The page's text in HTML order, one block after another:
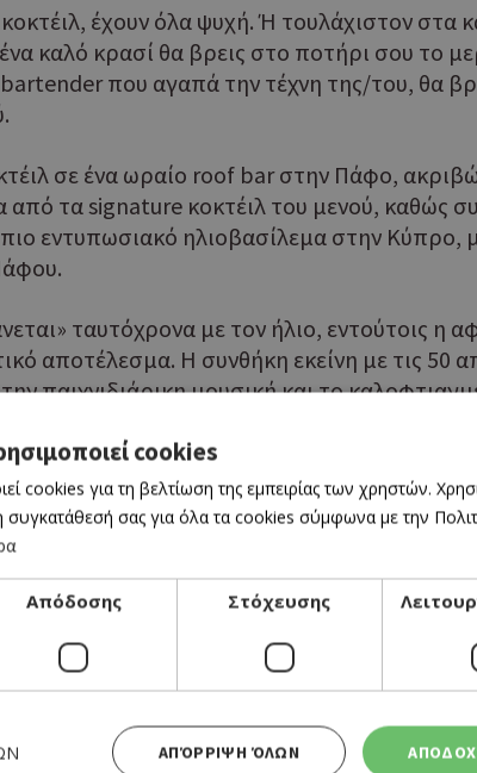
έχουν όλα ψυχή. Ή τουλάχιστον στα
καλό κρασί θα βρεις στο ποτήρι σου το
bartender που αγαπά την τέχνη της/του, θα
σε ένα ωραίο roof bar στην Πάφο,
από τα signature κοκτέιλ του μενού, καθώς
εντυπωσιακό ηλιοβασίλεμα στην Κύπρο,
ταυτόχρονα με τον ήλιο, εντούτοις η
αποτέλεσμα. Η συνθήκη εκείνη με τις 50
παιχνιδιάρικη μουσική και το
μου μνήμη αυτό που δοκίμασα.
να συμπληρώνει το παζλ των μαγαζιών,
ένα από τα κύρια συστατικά των
για μια τέλεια εμπειρία μπορεί άνετα να
εφημερίδα «Καθημερινή» η έκδοση «50
cookies
cookies για τη βελτίωση της εμπειρίας των χρηστών.
συγκατάθεσή σας για όλα τα cookies σύμφωνα με την
Απόδοσης Στόχευσης
ΑΠΌΡΡΙΨΗ ΌΛΩΝ